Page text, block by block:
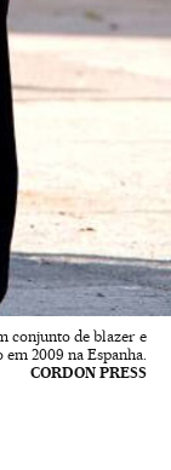
conjunto de blazer e
2009 na Espanha.
CORDON PRESS